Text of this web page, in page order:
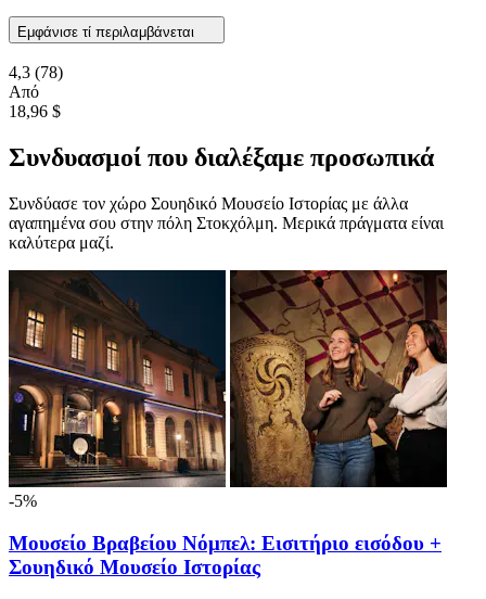
Εμφάνισε τί περιλαμβάνεται
4,3 (78)
Από
18,96 $
Συνδυασμοί που διαλέξαμε προσωπικά
Συνδύασε τον χώρο Σουηδικό Μουσείο Ιστορίας με άλλα
αγαπημένα σου στην πόλη Στοκχόλμη. Μερικά πράγματα είναι
καλύτερα μαζί.
-5%
Μουσείο Βραβείου Νόμπελ: Εισιτήριο εισόδου +
Σουηδικό Μουσείο Ιστορίας